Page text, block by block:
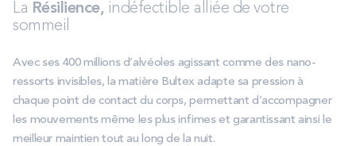
La Résilience, indéfectible alliée de votre
sommeil
Avec ses 400 millions d’alvéoles agissant comme des nano-
ressorts invisibles, la matière Bultex adapte sa pression à
chaque point de contact du corps, permettant d’accompagner
les mouvements même les plus infimes et garantissant ainsi le
meilleur maintien tout au long de la nuit.